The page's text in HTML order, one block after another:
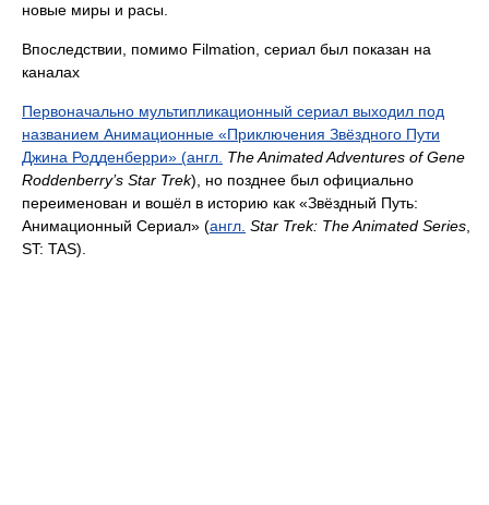
новые миры и расы.
Впоследствии, помимо Filmation, сериал был показан на
каналах
Первоначально мультипликационный сериал выходил под
названием Анимационные «Приключения Звёздного Пути
Джина Родденберри» (англ. The Animated Adventures of Gene
Roddenberry’s Star Trek), но позднее был официально
переименован и вошёл в историю как «Звёздный Путь:
Анимационный Сериал» (англ. Star Trek: The Animated Series,
ST: TAS).